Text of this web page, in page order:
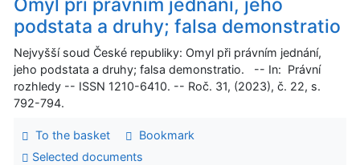
Omyl při právním jednání, jeho
podstata a druhy; falsa demonstratio
Nejvyšší soud České republiky: Omyl při právním jednání,
jeho podstata a druhy; falsa demonstratio. -- In: Právní
rozhledy -- ISSN 1210-6410. -- Roč. 31, (2023), č. 22, s.
792-794.
To the basket
Bookmark
Selected documents